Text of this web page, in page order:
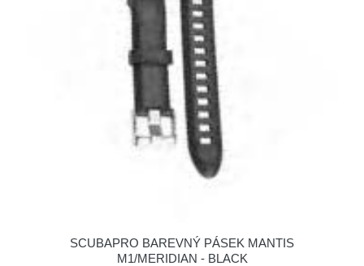
SCUBAPRO BAREVNÝ PÁSEK MANTIS
M1/MERIDIAN - BLACK